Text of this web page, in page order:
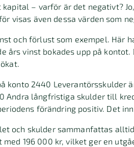
– varför är det negativt?
visas även dessa värden som
och förlust som exempel. Här
års vinst bokades upp på
konto 2440
Andra långfristiga skulder till
förändring positiv. Det
och skulder sammanfattas
196 000 kr, vilket ger en